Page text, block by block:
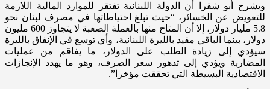
ويشرح أبو شقرا أن الدولة اللبنانية تفتقر للموارد المالية اللازمة
للتعويض عن الخسائر، “حيث تبلغ احتياطاتها في مصرف لبنان نحو
5.8 مليار دولار، إلا أن المتاح منها بالعملة الصعبة لا يتجاوز 600 مليون
دولار، بينما الباقي مقيد بالليرة اللبنانية، وأي توسع في الإنفاق بالليرة
سيؤدي إلى زيادة الطلب على الدولار، ما يفاقم من عمليات
المضاربة ويؤدي إلى تدهور سعر الصرف، وهو ما يهدد الإنجازات
الاقتصادية البسيطة التي تحققت مؤخرا”.